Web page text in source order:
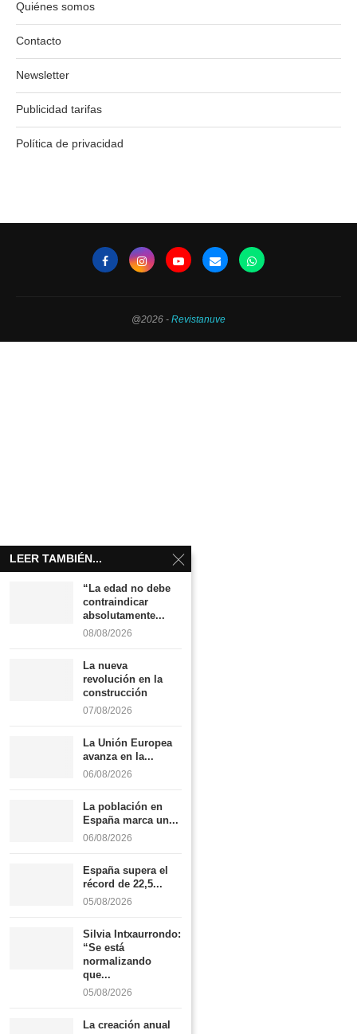
Quiénes somos
Contacto
Newsletter
Publicidad tarifas
Política de privacidad
@2026 - Revistanuve
LEER TAMBIÉN...
“La edad no debe
contraindicar
absolutamente...
08/08/2026
La nueva
revolución en la
construcción
07/08/2026
La Unión Europea
avanza en la...
06/08/2026
La población en
España marca un...
06/08/2026
España supera el
récord de 22,5...
05/08/2026
Silvia Intxaurrondo:
“Se está
normalizando
que...
05/08/2026
La creación anual